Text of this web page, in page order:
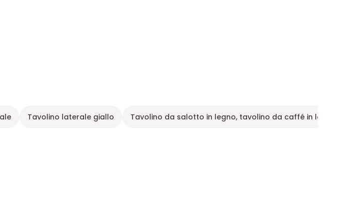
Tavolino laterale giallo Tavolino da salotto in legno, tavolino da caffé in legno